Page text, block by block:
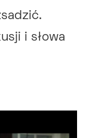
i słowa